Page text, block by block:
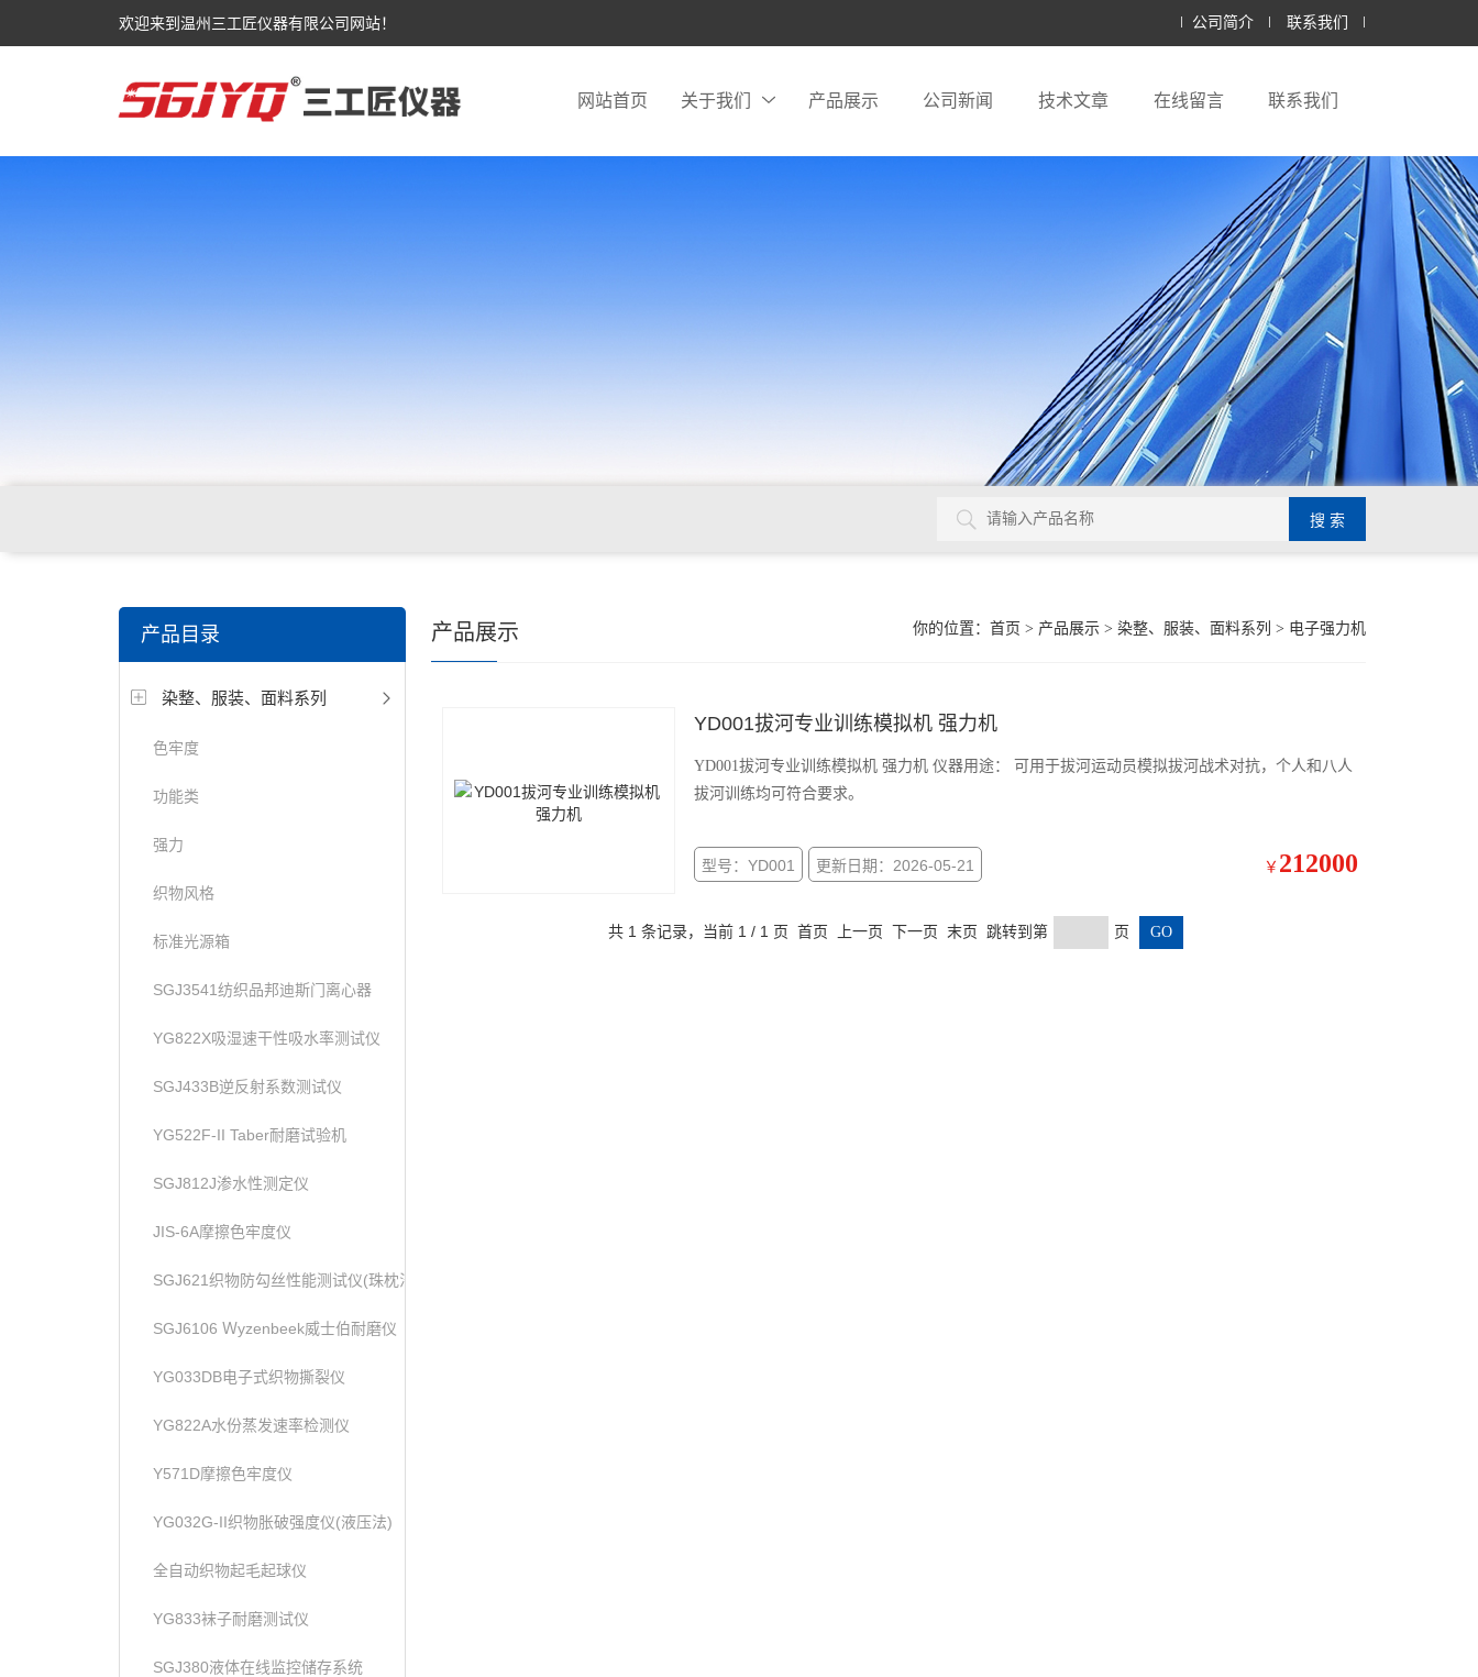
欢迎来到温州三工匠仪器有限公司网站！ 公司简介 联系我们
网站首页 关于我们 产品展示 公司新闻 技术文章 在线留言 联系我们
电缆，包装材料，箱包等行业
产品目录
染整、服装、面料系列
色牢度
功能类
强力
织物风格
标准光源箱
SGJ3541纺织品邦迪斯门离心器
YG822X吸湿速干性吸水率测试仪
SGJ433B逆反射系数测试仪
YG522F-II Taber耐磨试验机
SGJ812J渗水性测定仪
JIS-6A摩擦色牢度仪
SGJ621织物防勾丝性能测试仪(珠枕法)
SGJ6106 Ｗyzenbeek威士伯耐磨仪
YG033DB电子式织物撕裂仪
YG822A水份蒸发速率检测仪
Y571D摩擦色牢度仪
YG032G-II织物胀破强度仪(液压法)
全自动织物起毛起球仪
YG833袜子耐磨测试仪
SGJ380液体在线监控储存系统
你的位置： 首页 > 产品展示 > 染整、服装、面料系列 > 电子强力机
产品展示
YD001拔河专业训练模拟机 强力机
YD001拔河专业训练模拟机 强力机 仪器用途： 可用于拔河运动员模拟拔河战术对抗，个人和八人
拔河训练均可符合要求。
型号：YD001 更新日期：2026-05-21 ￥ 212000
共 1 条记录，当前 1 / 1 页 首页 上一页 下一页 末页 跳转到第 页